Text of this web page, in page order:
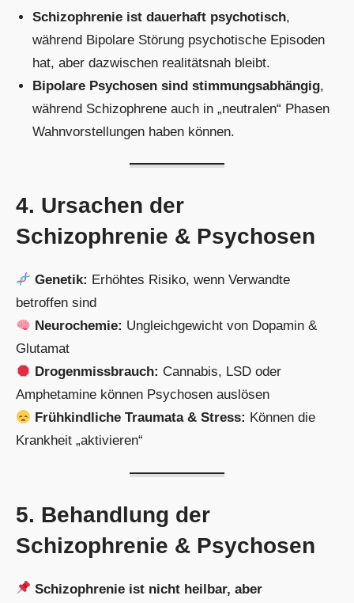
Schizophrenie ist dauerhaft psychotisch,
während Bipolare Störung psychotische Episoden
hat, aber dazwischen realitätsnah bleibt.
Bipolare Psychosen sind stimmungsabhängig,
während Schizophrene auch in „neutralen“ Phasen
Wahnvorstellungen haben können.
4. Ursachen der
Schizophrenie & Psychosen
Genetik: Erhöhtes Risiko, wenn Verwandte
betroffen sind
Neurochemie: Ungleichgewicht von Dopamin &
Glutamat
Drogenmissbrauch: Cannabis, LSD oder
Amphetamine können Psychosen auslösen
Frühkindliche Traumata & Stress: Können die
Krankheit „aktivieren“
5. Behandlung der
Schizophrenie & Psychosen
Schizophrenie ist nicht heilbar, aber